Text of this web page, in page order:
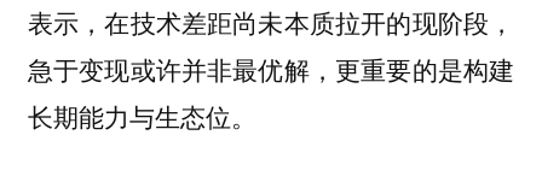
表示，在技术差距尚未本质拉开的现阶段，
急于变现或许并非最优解，更重要的是构建
长期能力与生态位。